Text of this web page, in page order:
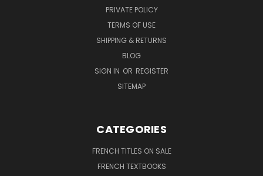
PRIVATE POLICY
TERMS OF USE
SHIPPING & RETURNS
BLOG
SIGN IN OR REGISTER
SITEMAP
CATEGORIES
FRENCH TITLES ON SALE
FRENCH TEXTBOOKS